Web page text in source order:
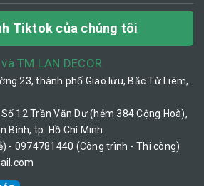
Tiktok của chúng tôi
TM LAN DECOR
23, thành phố Giao lưu, Bắc Từ Liêm,
12 Trần Văn Dư (hẻm 384 Cộng Hoà),
Bình, tp. Hồ Chí Minh
- 0974781440 (Công trình - Thi công)